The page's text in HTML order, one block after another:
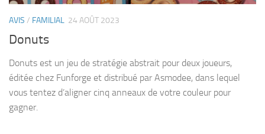
AVIS / FAMILIAL 24 AOÛT 2023
Donuts
Donuts est un jeu de stratégie abstrait pour deux joueurs,
éditée chez Funforge et distribué par Asmodee, dans lequel
vous tentez d’aligner cinq anneaux de votre couleur pour
gagner.